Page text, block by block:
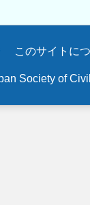
このサイトに
Society of